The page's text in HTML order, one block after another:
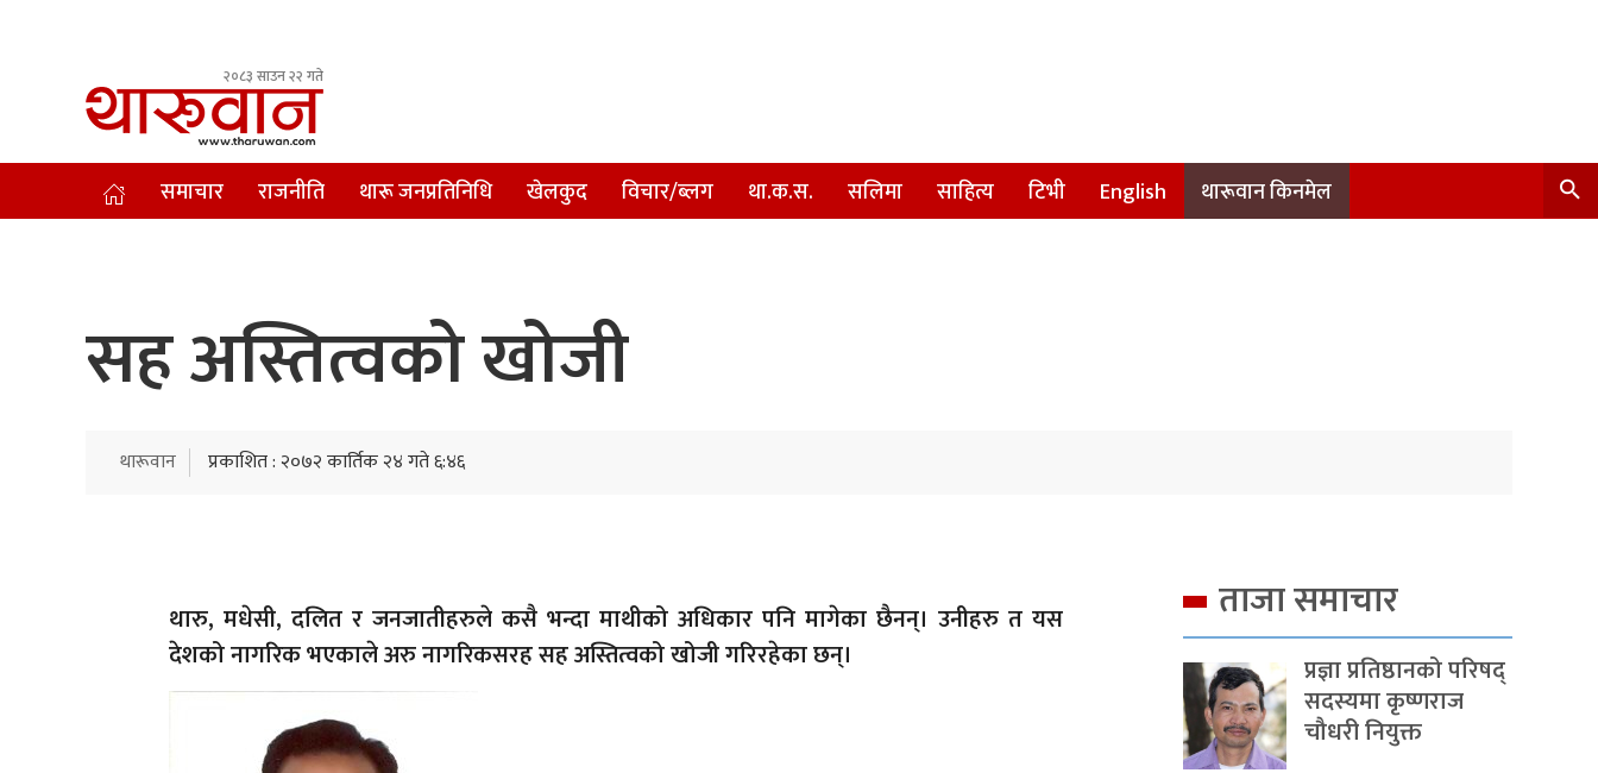
२०८३ साउन २२ गते
Leading Newsportal from Tharu Community Nepal.
समाचार राजनीति थारू जनप्रतिनिधि खेलकुद विचार/ब्लग था.क.स. सलिमा साहित्य टिभी English थारूवान किनमेल
सह अस्तित्वको खोजी
थारूवान प्रकाशित : २०७२ कार्तिक २४ गते ६:४६
थारु, मधेसी, दलित र जनजातीहरुले कसै भन्दा माथीको अधिकार पनि मागेका छैनन्। उनीहरु त यस
देशको नागरिक भएकाले अरु नागरिकसरह सह अस्तित्वको खोजी गरिरहेका छन्।
ताजा समाचार
प्रज्ञा प्रतिष्ठानको परिषद्
सदस्यमा कृष्णराज
चौधरी नियुक्त